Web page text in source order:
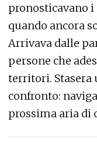
pronosticavano
quando ancora
Arrivava dalle
persone che
territori. Stasera
confronto:
prossima aria di